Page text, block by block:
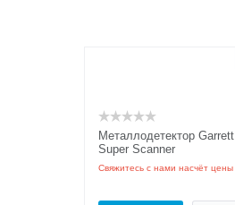
Металлодетектор Garrett
Super Scanner
Свяжитесь с нами насчёт цены